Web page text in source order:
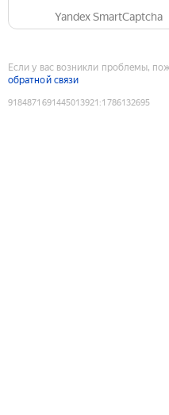
Yandex SmartCaptcha
Если у вас возникли проблемы,
обратной связи
9184871691445013921 :1786132695